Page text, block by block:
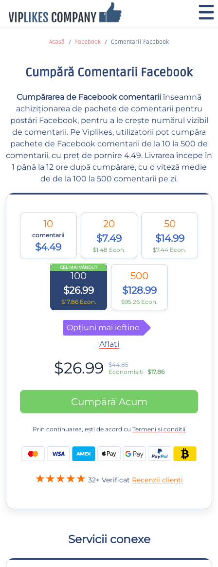
Acasă Facebook Comentarii Facebook
Cumpără Comentarii Facebook
Cumpărarea de Facebook comentarii înseamnă
achiziționarea de pachete de comentarii pentru
postări Facebook, pentru a le crește numărul vizibil
de comentarii. Pe Viplikes, utilizatorii pot cumpăra
pachete de Facebook comentarii de la 10 la 500 de
comentarii, cu preț de pornire 4.49. Livrarea începe în
1 până la 12 ore după cumpărare, cu o viteză medie
de de la 100 la 500 comentarii pe zi.
10
comentarii
$4.49
20
$7.49
$1.48 Econ.
50
$14.99
$7.44 Econ.
CEL MAI VÂNDUT
100
$26.99
$17.86 Econ.
500
$128.99
$95.26 Econ.
Opțiuni mai ieftine
Aflați
$26.99
$44.85
Economisiți $17.86
Cumpără Acum
Prin continuarea, ești de acord cu Termeni și condiții
32+ Verificat Recenzii clienți
Servicii conexe